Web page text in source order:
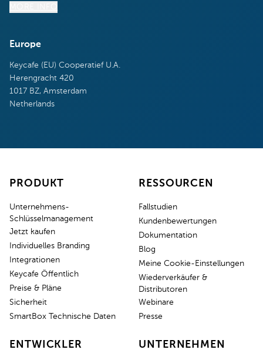
Europe
Keycafe (EU) Cooperatief U.A.
Herengracht 420
1017 BZ, Amsterdam
Netherlands
PRODUKT
Unternehmens-
Schlüsselmanagement
Jetzt kaufen
Individuelles Branding
Integrationen
Keycafe Öffentlich
Preise & Pläne
Sicherheit
SmartBox Technische Daten
RESSOURCEN
Fallstudien
Kundenbewertungen
Dokumentation
Blog
Meine Cookie-Einstellungen
Wiederverkäufer &
Distributoren
Webinare
Presse
ENTWICKLER UNTERNEHMEN